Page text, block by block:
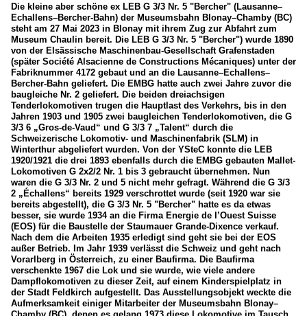
Die kleine aber schöne ex LEB G 3/3 Nr. 5 "Bercher" (Lausanne–
Echallens–Bercher-Bahn) der Museumsbahn Blonay–Chamby (BC)
steht am 27 Mai 2023 in Blonay mit ihrem Zug zur Abfahrt zum
Museum Chaulin bereit. Die LEB G 3/3 Nr. 5 "Bercher") wurde 1890
von der Elsässische Maschinenbau-Gesellschaft Grafenstaden
(später Société Alsacienne de Constructions Mécaniques) unter der
Fabriknummer 4172 gebaut und an die Lausanne–Echallens–
Bercher-Bahn geliefert. Die EMBG hatte auch zwei Jahre zuvor die
baugleiche Nr. 2 geliefert. Die beiden dreiachsigen
Tenderlokomotiven trugen die Hauptlast des Verkehrs, bis in den
Jahren 1903 und 1905 zwei baugleichen Tenderlokomotiven, die G
3/3 6 „Gros-de-Vaud“ und G 3/3 7 „Talent“ durch die
Schweizerische Lokomotiv- und Maschinenfabrik (SLM) in
Winterthur abgeliefert wurden. Von der YSteC konnte die LEB
1920/1921 die drei 1893 ebenfalls durch die EMBG gebauten Mallet-
Lokomotiven G 2x2/2 Nr. 1 bis 3 gebraucht übernehmen. Nun
waren die G 3/3 Nr. 2 und 5 nicht mehr gefragt. Während die G 3/3
2 „Échallens“ bereits 1929 verschrottet wurde (seit 1920 war sie
bereits abgestellt), die G 3/3 Nr. 5 "Bercher" hatte es da etwas
besser, sie wurde 1934 an die Firma Energie de l’Ouest Suisse
(EOS) für die Baustelle der Staumauer Grande-Dixence verkauf.
Nach dem die Arbeiten 1935 erledigt sind geht sie bei der EOS
außer Betrieb. Im Jahr 1939 verlässt die Schweiz und geht nach
Vorarlberg in Österreich, zu einer Baufirma. Die Baufirma
verschenkte 1967 die Lok und sie wurde, wie viele andere
Dampflokomotiven zu dieser Zeit, auf einem Kinderspielplatz in
der Stadt Feldkirch aufgestellt. Das Ausstellungsobjekt weckte die
Aufmerksamkeit einiger Mitarbeiter der Museumsbahn Blonay–